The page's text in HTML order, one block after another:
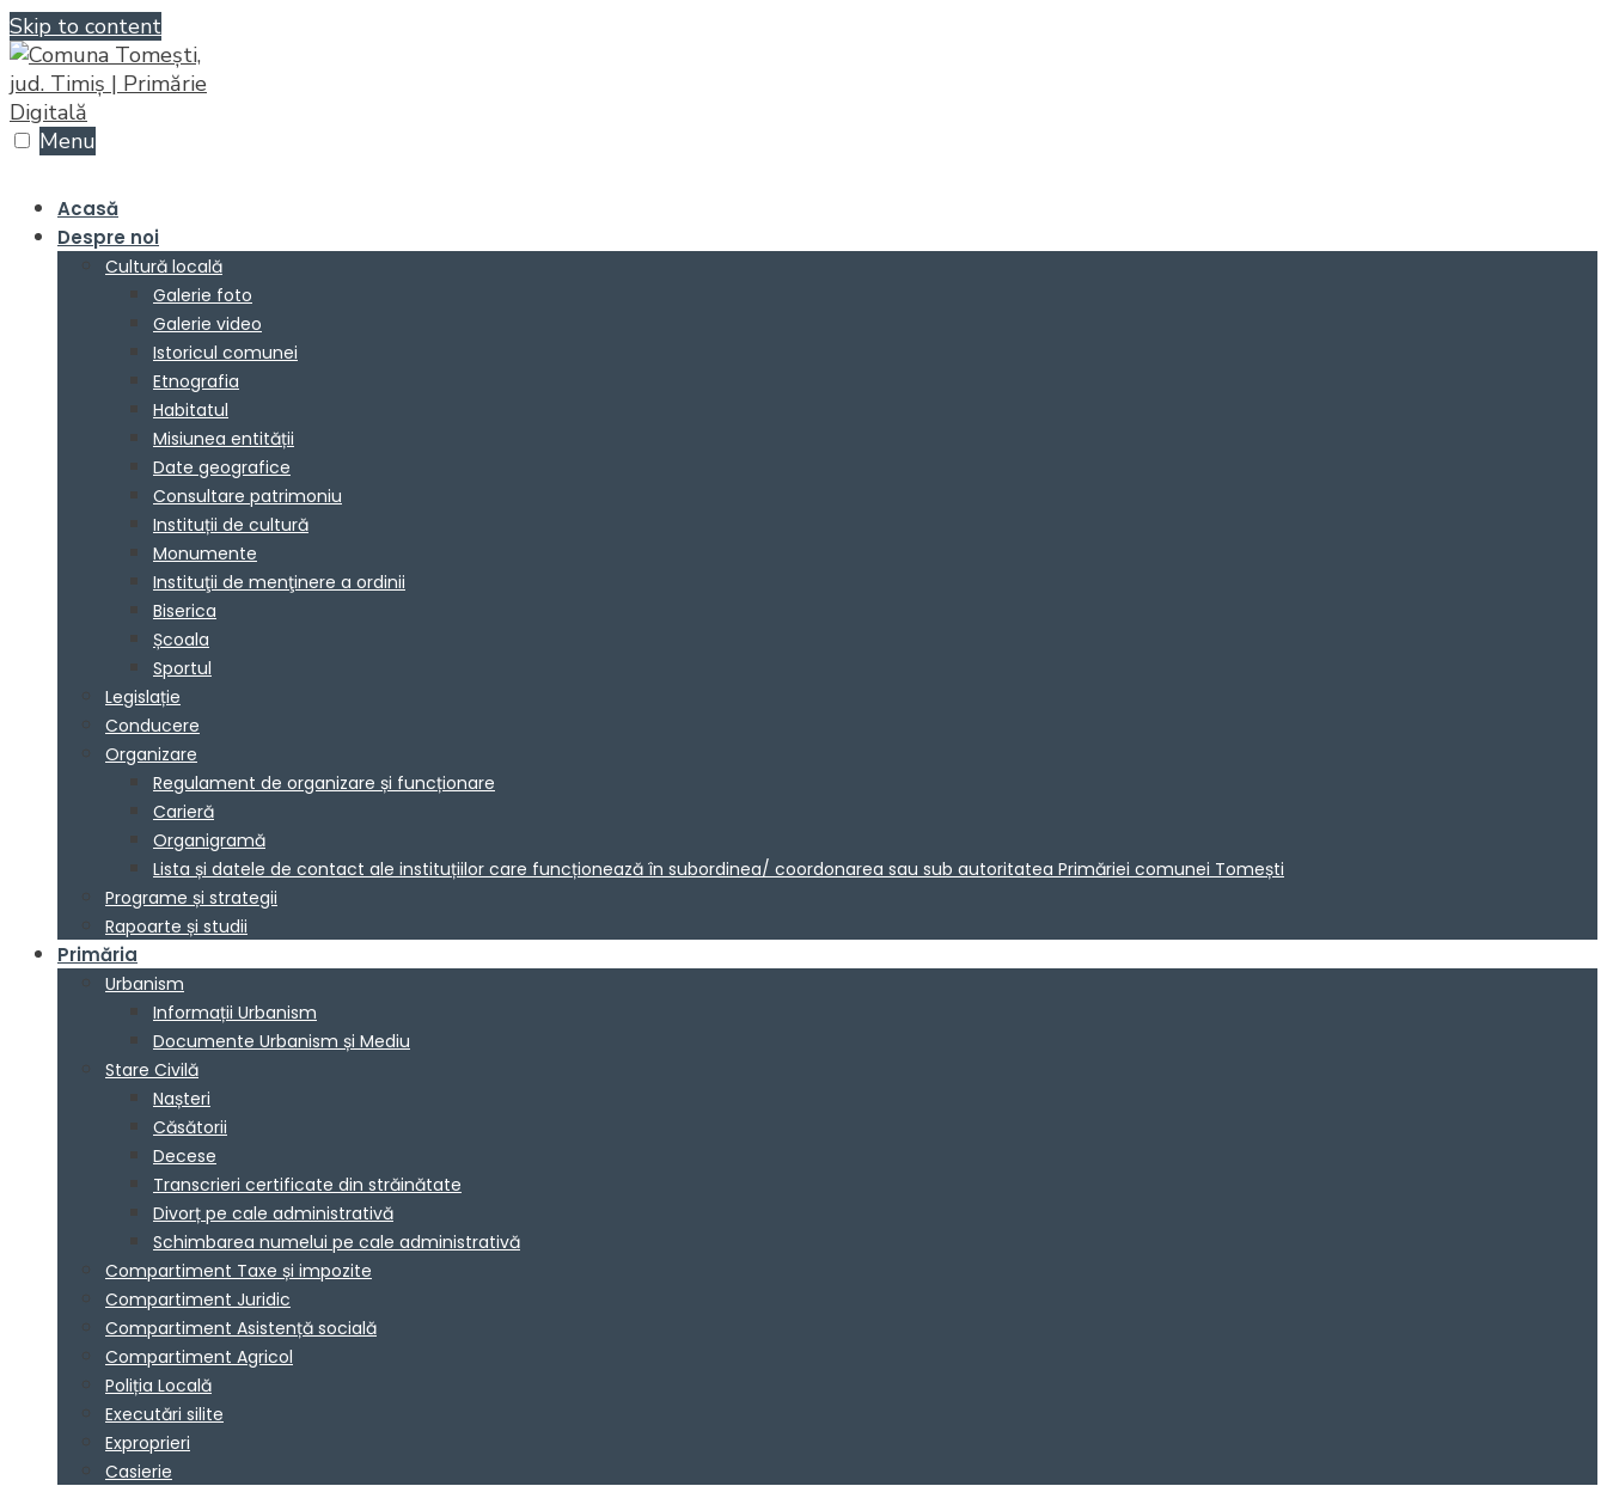
Skip to content
Menu
Acasă
Despre noi
Cultură locală
Galerie foto
Galerie video
Istoricul comunei
Etnografia
Habitatul
Misiunea entității
Date geografice
Consultare patrimoniu
Instituții de cultură
Monumente
Instituţii de menţinere a ordinii
Biserica
Școala
Sportul
Legislație
Conducere
Organizare
Regulament de organizare și funcționare
Carieră
Organigramă
Lista și datele de contact ale instituțiilor care funcționează în subordinea/ coordonarea sau sub autoritatea Primăriei comunei Tomești
Programe și strategii
Rapoarte și studii
Primăria
Urbanism
Informații Urbanism
Documente Urbanism și Mediu
Stare Civilă
Nașteri
Căsătorii
Decese
Transcrieri certificate din străinătate
Divorț pe cale administrativă
Schimbarea numelui pe cale administrativă
Compartiment Taxe și impozite
Compartiment Juridic
Compartiment Asistență socială
Compartiment Agricol
Poliția Locală
Executări silite
Exproprieri
Casierie